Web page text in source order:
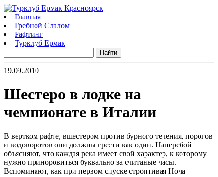
Главная
Гребной Слалом
Рафтинг
Турклуб Ермак
19.09.2010
Шестеро в лодке на
чемпионате в Италии
В вертком рафте, вшестером против бурного течения, порогов
и водоворотов они должны грести как один. Наперебой
объясняют, что каждая река имеет свой характер, к которому
нужно приноровиться буквально за считаные часы.
Вспоминают, как при первом спуске строптивая Ноча